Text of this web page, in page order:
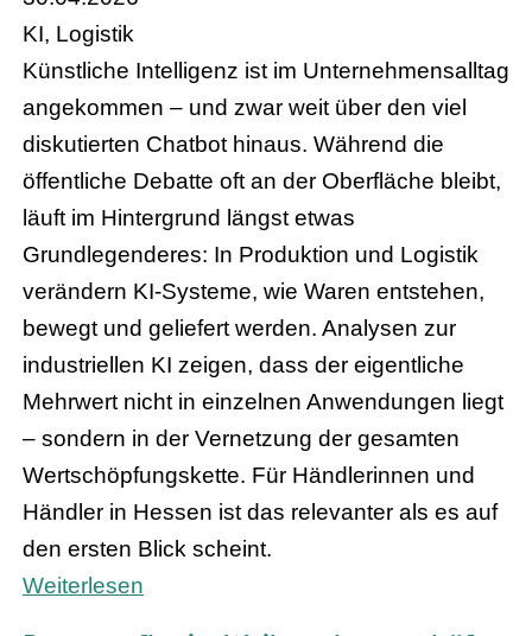
KI, Logistik
Künstliche Intelligenz ist im Unternehmensalltag
angekommen – und zwar weit über den viel
diskutierten Chatbot hinaus. Während die
öffentliche Debatte oft an der Oberfläche bleibt,
läuft im Hintergrund längst etwas
Grundlegenderes: In Produktion und Logistik
verändern KI-Systeme, wie Waren entstehen,
bewegt und geliefert werden. Analysen zur
industriellen KI zeigen, dass der eigentliche
Mehrwert nicht in einzelnen Anwendungen liegt
– sondern in der Vernetzung der gesamten
Wertschöpfungskette. Für Händlerinnen und
Händler in Hessen ist das relevanter als es auf
den ersten Blick scheint.
Weiterlesen